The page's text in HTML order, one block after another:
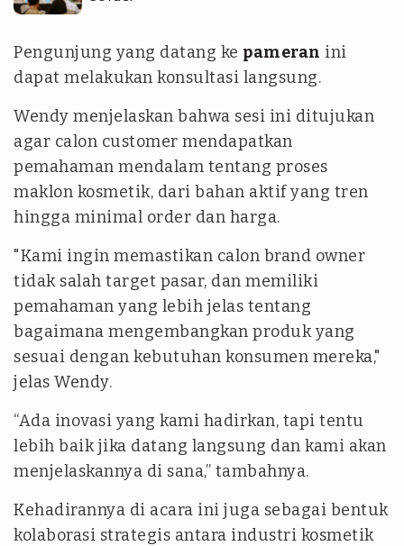
Pengunjung yang datang ke pameran ini
dapat melakukan konsultasi langsung.
Wendy menjelaskan bahwa sesi ini ditujukan
agar calon customer mendapatkan
pemahaman mendalam tentang proses
maklon kosmetik, dari bahan aktif yang tren
hingga minimal order dan harga.
"Kami ingin memastikan calon brand owner
tidak salah target pasar, dan memiliki
pemahaman yang lebih jelas tentang
bagaimana mengembangkan produk yang
sesuai dengan kebutuhan konsumen mereka,"
jelas Wendy.
“Ada inovasi yang kami hadirkan, tapi tentu
lebih baik jika datang langsung dan kami akan
menjelaskannya di sana,” tambahnya.
Kehadirannya di acara ini juga sebagai bentuk
kolaborasi strategis antara industri kosmetik